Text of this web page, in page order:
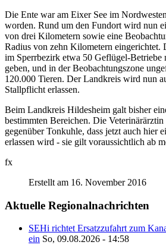
Die Ente war am Eixer See im
worden. Rund um den Fundort wird nun
von drei Kilometern sowie eine
Radius von zehn Kilometern eingerichtet.
im Sperrbezirk etwa 50 Geflügel-Betriebe
geben, und in der Beobachtungszone
120.000 Tieren. Der Landkreis wird nun
Stallpflicht erlassen.
Beim Landkreis Hildesheim galt bisher
bestimmten Bereichen. Die
gegenüber Tonkuhle, dass jetzt auch hier
erlassen wird - sie gilt voraussichtlich ab
fx
Erstellt am 16. November 2016
Aktuelle Regionalnachrichten
SEHi richtet Ersatzzufahrt zum
ein So, 09.08.2026 - 14:58